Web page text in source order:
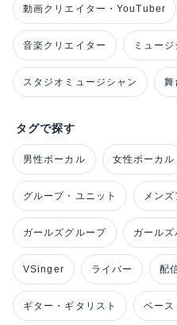
動画クリエイター・YouTuber
音楽クリエイター ミュー
スタジオミュージシャン 舞
タグで探す
男性ボーカル 女性ボーカル
グループ・ユニット メン
ガールズグループ ガールズ
VSinger ライバー 配
ギター・ギタリスト ベース